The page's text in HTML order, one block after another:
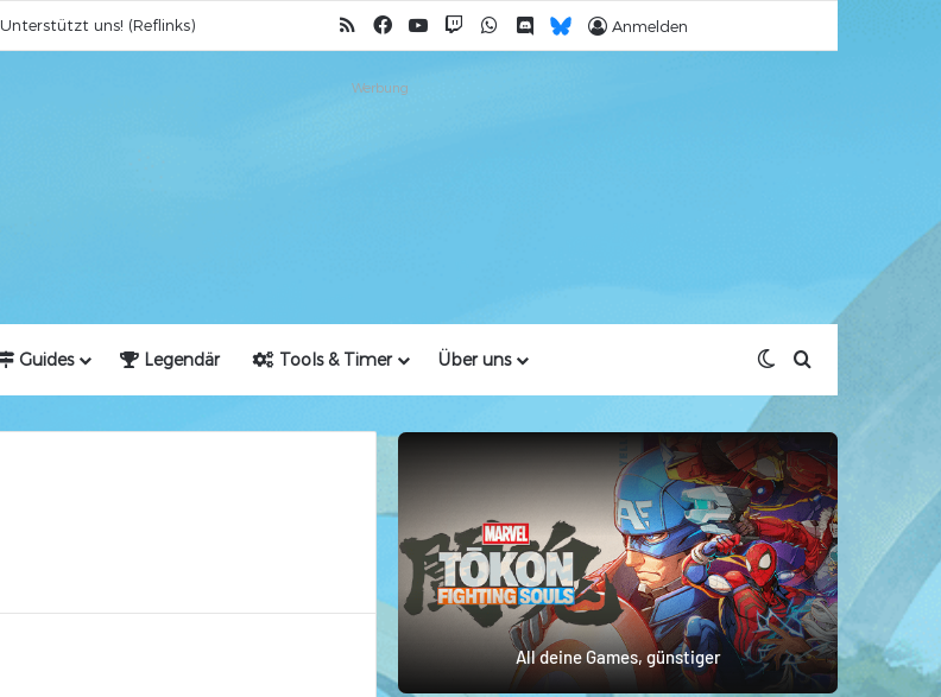
Unterstützt uns! (Reflinks) RSSFacebook
YouTubeTwitchWhatsApp
DiscordBluesky
Anmelden
Werbung
Guides Legendär Tools & Timer Über uns Skin umschalten
All deine Games, günstiger